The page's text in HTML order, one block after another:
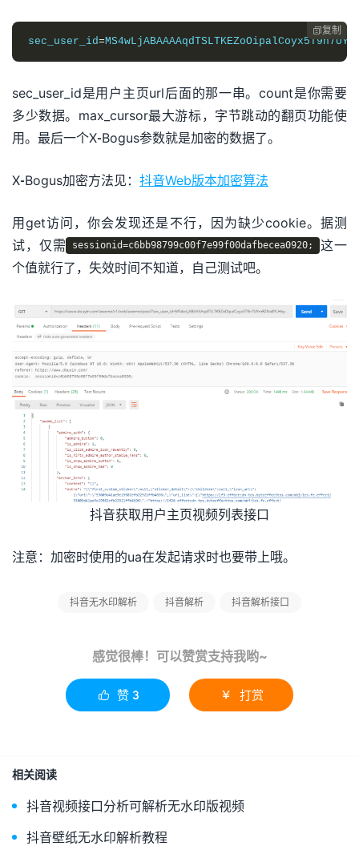
复制
sec_user_id=
sec_user_id是用户主页url后面的那一串。count是你需要
多少数据。max_cursor最大游标，字节跳动的翻页功能使
用。最后一个X-Bogus参数就是加密的数据了。
X-Bogus加密方法见： 抖音Web版本加密算法
用get访问，你会发现还是不行，因为缺少cookie。据测
试，仅需
sessionid=c6bb98799c00f7e99f00dafbecea0920;
这一
个值就行了，失效时间不知道，自己测试吧。
抖音获取用户主页视频列表接口
注意：加密时使用的ua在发起请求时也要带上哦。
抖音无水印解析 抖音解析 抖音解析接口
感觉很棒！可以赞赏支持我哟~
 赞 3  打赏
相关阅读
抖音视频接口分析可解析无水印版视频
抖音壁纸无水印解析教程